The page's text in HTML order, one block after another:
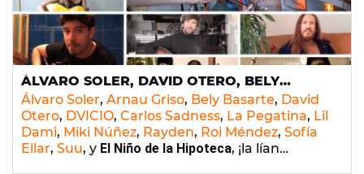
ÁLVARO SOLER, DAVID OTERO, BELY
BASARTE, ARNAU GRISO, LA PEGATINA Y
MUCHOS MÁS, DEDICAN UNA CANCIÓN A
SU 'ENEMIGO INVISIBLE'
Álvaro Soler, Arnau Griso, Bely Basarte, David
Otero, DVICIO, Carlos Sadness, La Pegatina, Lil
Dami, Miki Núñez, Rayden, Roi Méndez, Sofía
Ellar, Suu, y El Niño de la Hipoteca, ¡la lían